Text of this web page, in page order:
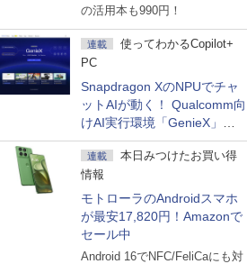
の活用本も990円！
連載
使ってわかるCopilot+
PC
Snapdragon XのNPUでチャ
ットAIが動く！ Qualcomm向
けAI実行環境「GenieX」を
試してみた
連載
本日みつけたお買い得
情報
モトローラのAndroidスマホ
が最安17,820円！Amazonで
セール中
Android 16でNFC/FeliCaにも対